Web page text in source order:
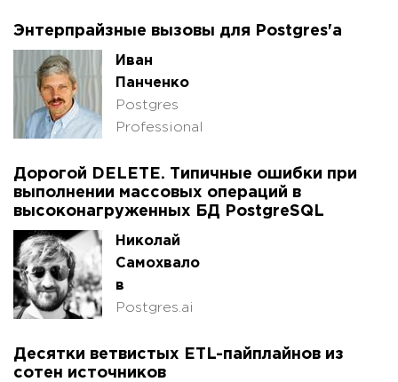
Энтерпрайзные вызовы для Postgres'а
Иван
Панченко
Postgres
Professional
Дорогой DELETE. Типичные ошибки при
выполнении массовых операций в
высоконагруженных БД PostgreSQL
Николай
Самохвало
в
Postgres.ai
Десятки ветвистых ETL-пайплайнов из
сотен источников